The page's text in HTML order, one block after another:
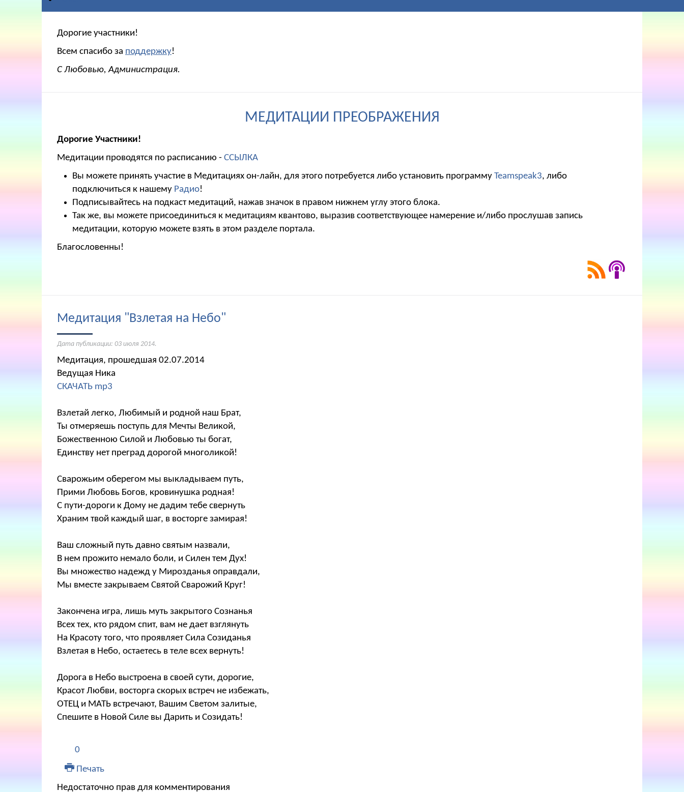
Дорогие участники!
Всем спасибо за поддержку!
С Любовью, Администрация.
МЕДИТАЦИИ ПРЕОБРАЖЕНИЯ
Дорогие Участники!
Медитации проводятся по расписанию - ССЫЛКА
Вы можете принять участие в Медитациях он-лайн, для этого потребуется либо установить программу Teamspeak3, либо
подключиться к нашему Радио!
Подписывайтесь на подкаст медитаций, нажав значок в правом нижнем углу этого блока.
Так же, вы можете присоединиться к медитациям квантово, выразив соответствующее намерение и/либо прослушав запись
медитации, которую можете взять в этом разделе портала.
Благословенны!
Медитация "Взлетая на Небо"
Дата публикации: 03 июля 2014.
Медитация, прошедшая 02.07.2014
Ведущая Ника
СКАЧАТЬ mp3
Взлетай легко, Любимый и родной наш Брат,
Ты отмеряешь поступь для Мечты Великой,
Божественною Силой и Любовью ты богат,
Единству нет преград дорогой многоликой!
Сварожьим оберегом мы выкладываем путь,
Прими Любовь Богов, кровинушка родная!
С пути-дороги к Дому не дадим тебе свернуть
Храним твой каждый шаг, в восторге замирая!
Ваш сложный путь давно святым назвали,
В нем прожито немало боли, и Силен тем Дух!
Вы множество надежд у Мирозданья оправдали,
Мы вместе закрываем Святой Сварожий Круг!
Закончена игра, лишь муть закрытого Сознанья
Всех тех, кто рядом спит, вам не дает взглянуть
На Красоту того, что проявляет Сила Созиданья
Взлетая в Небо, остаетесь в теле всех вернуть!
Дорога в Небо выстроена в своей сути, дорогие,
Красот Любви, восторга скорых встреч не избежать,
ОТЕЦ и МАТЬ встречают, Вашим Светом залитые,
Спешите в Новой Силе вы Дарить и Созидать!
0
Печать
Недостаточно прав для комментирования